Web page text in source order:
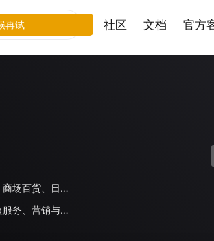
社区 文档 官方
线下零售、生活服务、金融、电商平台、鞋服运动、商场百货、日化、旅游住宿、美妆、母婴玩具、家电数码、餐饮、奢侈品/配饰、家居、食品饮料、房地产、教育、出行交通、医疗、体育、汽车、游戏、其他
小程序代开发、接口能力、小程序插件、小商店增值服务、营销与管理
再试